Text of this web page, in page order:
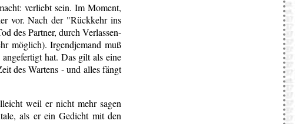
verliebt sein. Im Moment,
vor. Nach der "Rückkehr ins
des Partner, durch Verlassen-
möglich). Irgendjemand muß
hat. Das gilt als eine
des Wartens - und alles fängt
weil er nicht mehr sagen
als er ein Gedicht mit den